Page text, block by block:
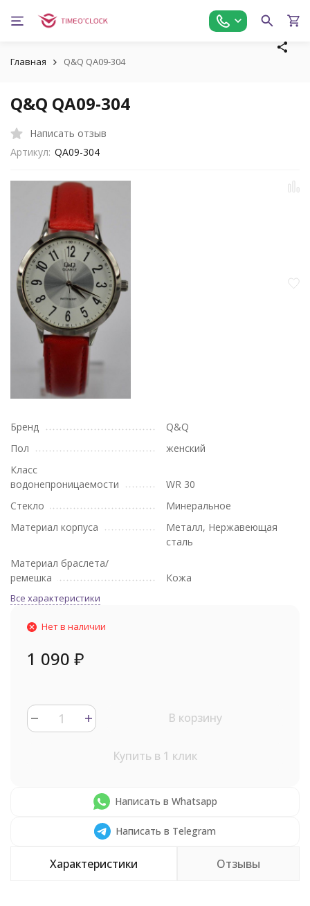
Главная Q&Q QA09-304
Q&Q QA09-304
Написать отзыв
Артикул: QA09-304
Бренд
Q&Q
Пол
женский
Класс
водонепроницаемости
WR 30
Стекло
Минеральное
Материал корпуса
Металл, Нержавеющая
сталь
Материал браслета/
ремешка
Кожа
Все характеристики
Нет в наличии
1 090 ₽
В корзину
Купить в 1 клик
Написать в Whatsapp
Написать в Telegram
Характеристики Отзывы